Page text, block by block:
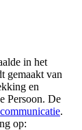
in het
gemaakt van
en
Persoon. De
communicatie.
op: